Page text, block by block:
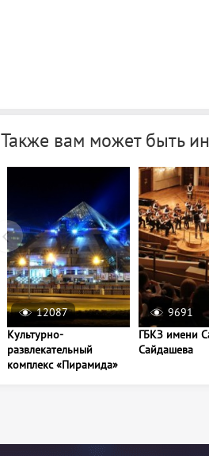
Также вам может быть
12087
Культурно-
развлекательный
комплекс «Пирамида»
9691
ГБКЗ имени
Сайдашева